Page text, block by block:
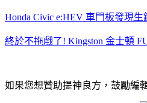
Honda Civic e:HEV 車門板發現
終於不拖戲了! Kingston 金士頓
如果您想贊助提神良方，鼓勵編